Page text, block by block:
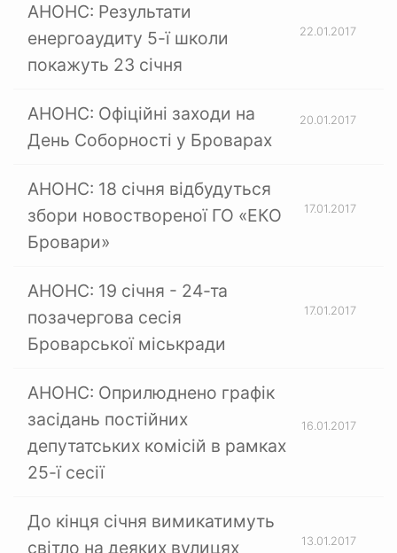
АНОНС: Результати
енергоаудиту 5-ї школи
покажуть 23 січня
22.01.2017
АНОНС: Офіційні заходи на
День Соборності у Броварах
20.01.2017
АНОНС: 18 січня відбудуться
збори новоствореної ГО «ЕКО
Бровари»
17.01.2017
АНОНС: 19 січня - 24-та
позачергова сесія
Броварської міськради
17.01.2017
АНОНС: Оприлюднено графік
засідань постійних
депутатських комісій в рамках
25-ї сесії
16.01.2017
До кінця січня вимикатимуть
світло на деяких вулицях
13.01.2017